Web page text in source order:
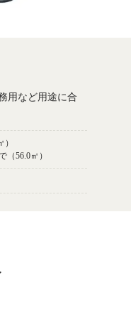
用など用途に合
（56.0㎡）